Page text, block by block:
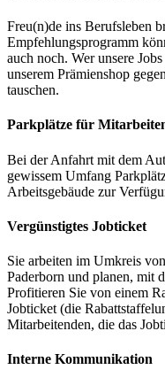
Freu(n)de ins Berufsleben
Empfehlungsprogramm
auch noch. Wer unsere
unserem Prämienshop
tauschen.
Parkplätze für
Bei der Anfahrt mit dem
gewissem Umfang
Arbeitsgebäude zur
Vergünstigtes Jobticket
Sie arbeiten im Umkreis
Paderborn und planen, mit
Profitieren Sie von einem
Jobticket (die
Mitarbeitenden, die das
Interne Kommunikation